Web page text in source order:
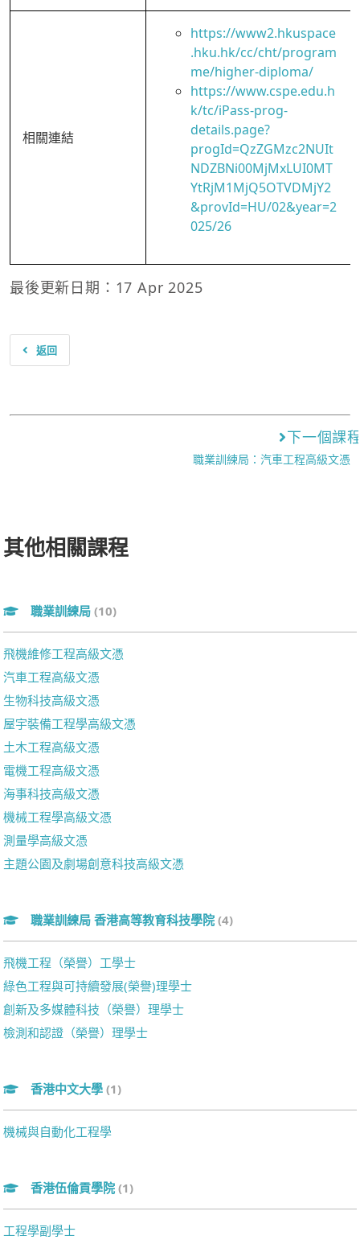
相關連結
https://www2.hkuspace
.hku.hk/cc/cht/program
me/higher-diploma/
https://www.cspe.edu.h
k/tc/iPass-prog-
details.page?
progId=QzZGMzc2NUIt
NDZBNi00MjMxLUI0MT
YtRjM1MjQ5OTVDMjY2
&provId=HU/02&year=2
025/26
最後更新日期：17 Apr 2025
返回
下一個課
職業訓練局：汽車工程高級文憑
其他相關課程
職業訓練局 (10)
飛機維修工程高級文憑
汽車工程高級文憑
生物科技高級文憑
屋宇裝備工程學高級文憑
土木工程高級文憑
電機工程高級文憑
海事科技高級文憑
機械工程學高級文憑
測量學高級文憑
主題公園及劇場創意科技高級文憑
職業訓練局 香港高等教育科技學院 (4)
飛機工程（榮譽）工學士
綠色工程與可持續發展(榮譽)理學士
創新及多媒體科技（榮譽）理學士
檢測和認證（榮譽）理學士
香港中文大學 (1)
機械與自動化工程學
香港伍倫貢學院 (1)
工程學副學士